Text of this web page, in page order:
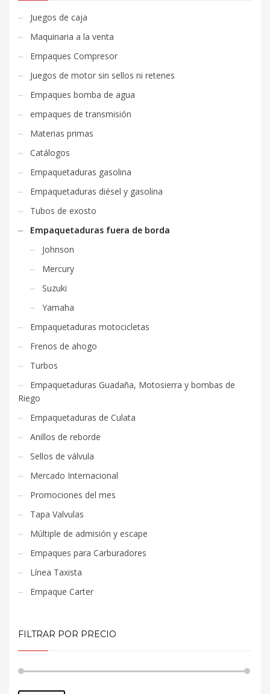
Juegos de caja
Maquinaria a la venta
Empaques Compresor
Juegos de motor sin sellos ni retenes
Empaques bomba de agua
empaques de transmisión
Materias primas
Catálogos
Empaquetaduras gasolina
Empaquetaduras diésel y gasolina
Tubos de exosto
Empaquetaduras fuera de borda
Johnson
Mercury
Suzuki
Yamaha
Empaquetaduras motocicletas
Frenos de ahogo
Turbos
Empaquetaduras Guadaña, Motosierra y bombas de
Riego
Empaquetaduras de Culata
Anillos de reborde
Sellos de válvula
Mercado Internacional
Promociones del mes
Tapa Valvulas
Múltiple de admisión y escape
Empaques para Carburadores
Línea Taxista
Empaque Carter
FILTRAR POR PRECIO